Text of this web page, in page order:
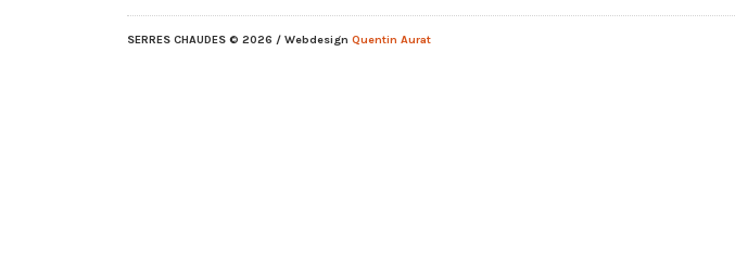
SERRES CHAUDES © 2026 / Webdesign Quentin Aurat